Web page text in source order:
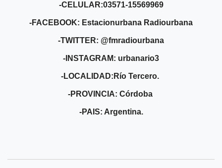
-CELULAR:03571-15569969
-FACEBOOK: Estacionurbana Radiourbana
-TWITTER: @fmradiourbana
-INSTAGRAM: urbanario3
-LOCALIDAD:Río Tercero.
-PROVINCIA: Córdoba
-PAIS: Argentina.